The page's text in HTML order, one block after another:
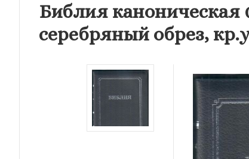
Библия каноническая
серебряный обрез,